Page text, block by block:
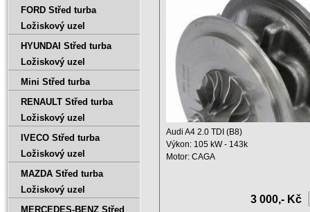
Audi A4 2.0 TDI (B8)
Výkon: 105 kW - 143k
Motor: CAGA
3 000,- Kč
FORD Střed turba
Ložiskový uzel
HYUNDAI Střed turba
Ložiskový uzel
Mini Střed turba
RENAULT Střed turba
Ložiskový uzel
IVECO Střed turba
Ložiskový uzel
MAZDA Střed turba
Ložiskový uzel
MERCEDES-BENZ Střed